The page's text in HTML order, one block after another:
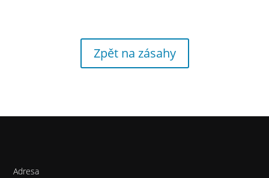
Zpět na zásahy
Adresa